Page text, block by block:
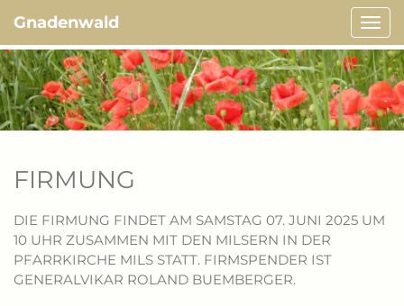
ein-/
Gnadenwald
FIRMUNG
DIE FIRMUNG FINDET AM SAMSTAG 07. JUNI 2025 UM
10 UHR ZUSAMMEN MIT DEN MILSERN IN DER
PFARRKIRCHE MILS STATT. FIRMSPENDER IST
GENERALVIKAR ROLAND BUEMBERGER.